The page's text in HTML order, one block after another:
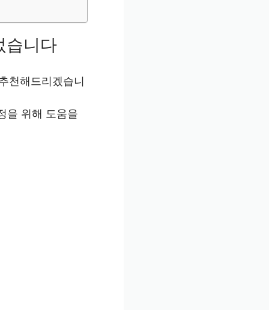
습니다
천해드리겠습니
을 위해 도움을